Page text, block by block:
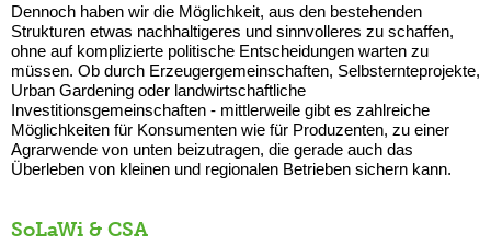
Dennoch haben wir die Möglichkeit, aus den bestehenden
Strukturen etwas nachhaltigeres und sinnvolleres zu schaffen,
ohne auf komplizierte politische Entscheidungen warten zu
müssen. Ob durch Erzeugergemeinschaften, Selbsternteprojekte,
Urban Gardening oder landwirtschaftliche
Investitionsgemeinschaften - mittlerweile gibt es zahlreiche
Möglichkeiten für Konsumenten wie für Produzenten, zu einer
Agrarwende von unten beizutragen, die gerade auch das
Überleben von kleinen und regionalen Betrieben sichern kann.
SoLaWi & CSA